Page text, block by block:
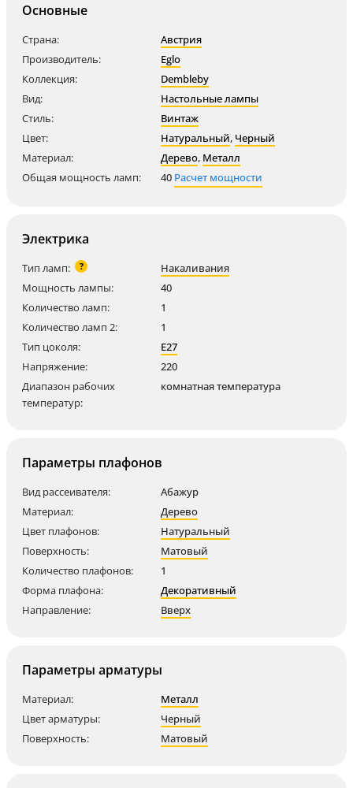
Основные
Страна:
Австрия
Производитель:
Eglo
Коллекция:
Dembleby
Вид:
Настольные лампы
Стиль:
Винтаж
Цвет:
Натуральный, Черный
Материал:
Дерево, Металл
Общая мощность ламп:
40 Расчет мощности
Электрика
Тип ламп: ?
Накаливания
Мощность лампы:
40
Количество ламп:
1
Количество ламп 2:
1
Тип цоколя:
E27
Напряжение:
220
Диапазон рабочих
температур:
комнатная температура
Параметры плафонов
Вид рассеивателя:
Абажур
Материал:
Дерево
Цвет плафонов:
Натуральный
Поверхность:
Матовый
Количество плафонов:
1
Форма плафона:
Декоративный
Направление:
Вверх
Параметры арматуры
Материал:
Металл
Цвет арматуры:
Черный
Поверхность:
Матовый